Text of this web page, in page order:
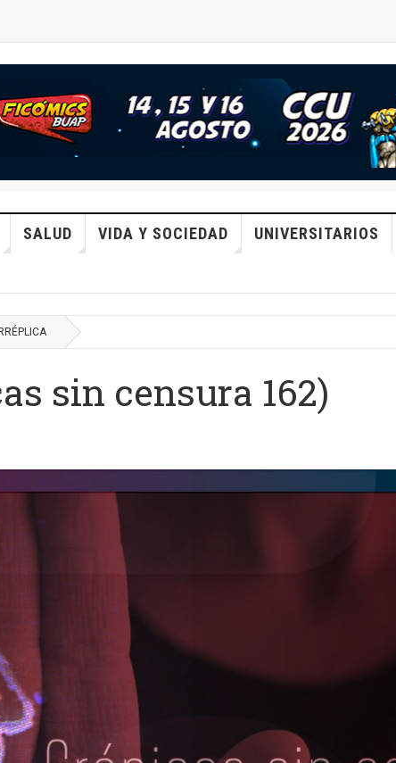
SALUD VIDA Y SOCIEDAD UNIVERSITARIOS
sin censura 162)